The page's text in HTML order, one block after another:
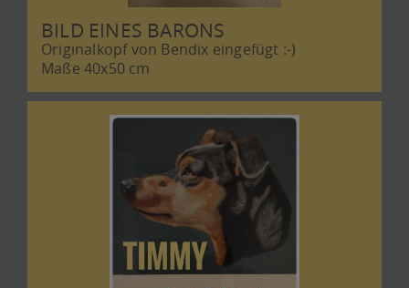
BILD EINES BARONS
Originalkopf von Bendix eingefügt :-)
Maße 40x50 cm